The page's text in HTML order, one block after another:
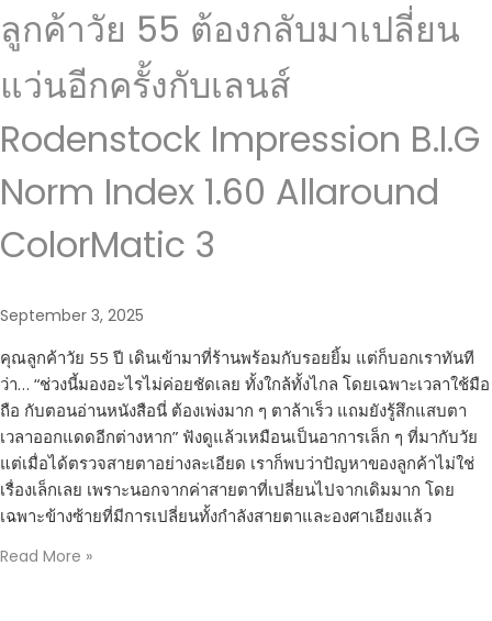
ลูกค้าวัย 55 ต้องกลับมาเปลี่ยน
แว่นอีกครั้งกับเลนส์
Rodenstock Impression B.I.G
Norm Index 1.60 Allaround
ColorMatic 3
September 3, 2025
คุณลูกค้าวัย 55 ปี เดินเข้ามาที่ร้านพร้อมกับรอยยิ้ม แต่ก็บอกเราทันที
ว่า… “ช่วงนี้มองอะไรไม่ค่อยชัดเลย ทั้งใกล้ทั้งไกล โดยเฉพาะเวลาใช้มือ
ถือ กับตอนอ่านหนังสือนี่ ต้องเพ่งมาก ๆ ตาล้าเร็ว แถมยังรู้สึกแสบตา
เวลาออกแดดอีกต่างหาก” ฟังดูแล้วเหมือนเป็นอาการเล็ก ๆ ที่มากับวัย
แต่เมื่อได้ตรวจสายตาอย่างละเอียด เราก็พบว่าปัญหาของลูกค้าไม่ใช่
เรื่องเล็กเลย เพราะนอกจากค่าสายตาที่เปลี่ยนไปจากเดิมมาก โดย
เฉพาะข้างซ้ายที่มีการเปลี่ยนทั้งกำลังสายตาและองศาเอียงแล้ว
Read More »